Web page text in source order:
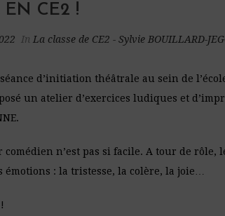
EN CE2 !
In La classe de CE2 - Sylvie BOUILLARD-
d’initiation théâtrale au sein de
un atelier d’exercices ludiques et
n’est pas si facile. A tour de
: la tristesse, la colère, la joie…